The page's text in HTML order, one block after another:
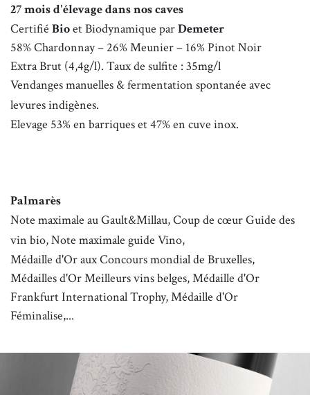
27 mois d'élevage dans nos caves
Certifié Bioet Biodynamique parDemeter
58% Chardonnay – 26% Meunier – 16% Pinot Noir
Extra Brut (4,4g/l). Taux de sulfite : 35mg/l
Vendanges manuelles & fermentation spontanée avec
levures indigènes.
Elevage 53% en barriques et 47% en cuve inox.
Palmarès
Note maximale au Gault&Millau, Coup de cœur Guide des
vin bio, Note maximale guide Vino,
Médaille d'Or aux Concours mondial de Bruxelles,
Médailles d'Or Meilleurs vins belges, Médaille d'Or
Frankfurt International Trophy, Médaille d'Or
Féminalise,...